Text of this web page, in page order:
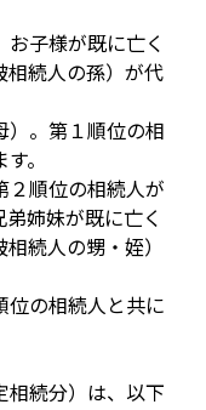
子様が既に亡く
相続人の孫）が代
）。第１順位の相
。
２順位の相続人が
姉妹が既に亡く
続人の甥・姪）
位の相続人と共に
相続分）は、以下